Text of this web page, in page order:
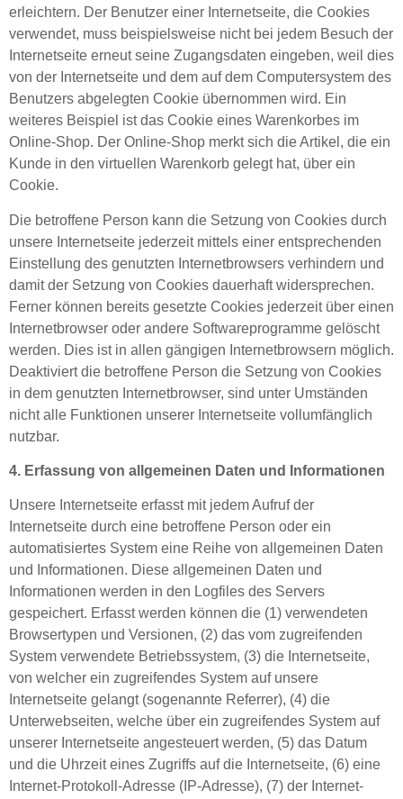
erleichtern. Der Benutzer einer Internetseite, die Cookies
verwendet, muss beispielsweise nicht bei jedem Besuch der
Internetseite erneut seine Zugangsdaten eingeben, weil dies
von der Internetseite und dem auf dem Computersystem des
Benutzers abgelegten Cookie übernommen wird. Ein
weiteres Beispiel ist das Cookie eines Warenkorbes im
Online-Shop. Der Online-Shop merkt sich die Artikel, die ein
Kunde in den virtuellen Warenkorb gelegt hat, über ein
Cookie.
Die betroffene Person kann die Setzung von Cookies durch
unsere Internetseite jederzeit mittels einer entsprechenden
Einstellung des genutzten Internetbrowsers verhindern und
damit der Setzung von Cookies dauerhaft widersprechen.
Ferner können bereits gesetzte Cookies jederzeit über einen
Internetbrowser oder andere Softwareprogramme gelöscht
werden. Dies ist in allen gängigen Internetbrowsern möglich.
Deaktiviert die betroffene Person die Setzung von Cookies
in dem genutzten Internetbrowser, sind unter Umständen
nicht alle Funktionen unserer Internetseite vollumfänglich
nutzbar.
4. Erfassung von allgemeinen Daten und Informationen
Unsere Internetseite erfasst mit jedem Aufruf der
Internetseite durch eine betroffene Person oder ein
automatisiertes System eine Reihe von allgemeinen Daten
und Informationen. Diese allgemeinen Daten und
Informationen werden in den Logfiles des Servers
gespeichert. Erfasst werden können die (1) verwendeten
Browsertypen und Versionen, (2) das vom zugreifenden
System verwendete Betriebssystem, (3) die Internetseite,
von welcher ein zugreifendes System auf unsere
Internetseite gelangt (sogenannte Referrer), (4) die
Unterwebseiten, welche über ein zugreifendes System auf
unserer Internetseite angesteuert werden, (5) das Datum
und die Uhrzeit eines Zugriffs auf die Internetseite, (6) eine
Internet-Protokoll-Adresse (IP-Adresse), (7) der Internet-